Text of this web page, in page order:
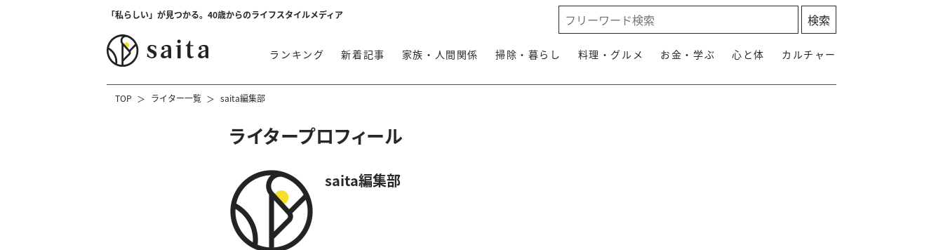
「私らしい」が見つかる。40歳からのライフスタイルメディア
ランキング 新着記事 家族・人間関係 掃除・暮らし 料理・グルメ お金・学ぶ 心と体 カルチャー
TOP ライター一覧 saita編集部
ライタープロフィール
saita編集部